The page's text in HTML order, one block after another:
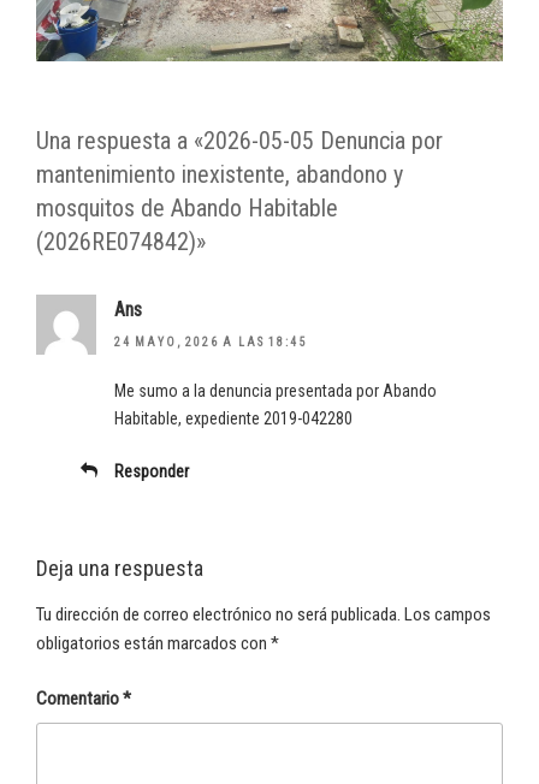
Una respuesta a «2026-05-05 Denuncia por
mantenimiento inexistente, abandono y
mosquitos de Abando Habitable
(2026RE074842)»
Ans
24 MAYO, 2026 A LAS 18:45
Me sumo a la denuncia presentada por Abando
Habitable, expediente 2019-042280
Responder
Deja una respuesta
Tu dirección de correo electrónico no será publicada. Los campos
obligatorios están marcados con *
Comentario*